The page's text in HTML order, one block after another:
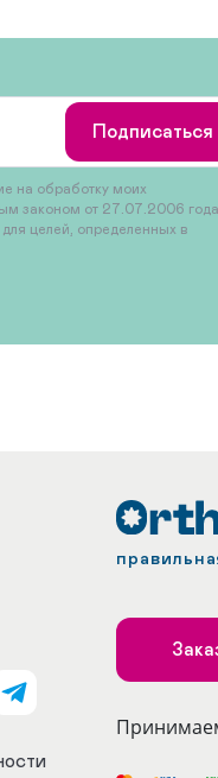
на обработку моих
законом от 27.07.2006 года
целей, определенных в
Подписаться